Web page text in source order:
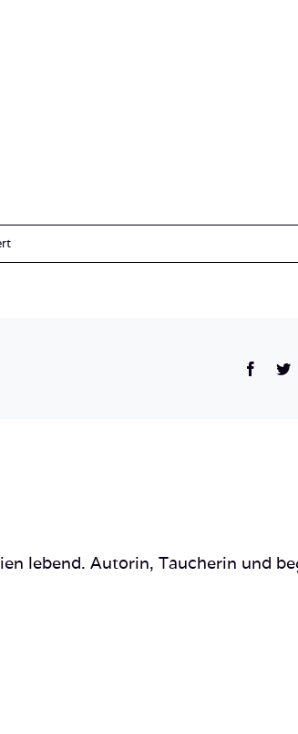
für
lebend. Autorin, Taucherin und